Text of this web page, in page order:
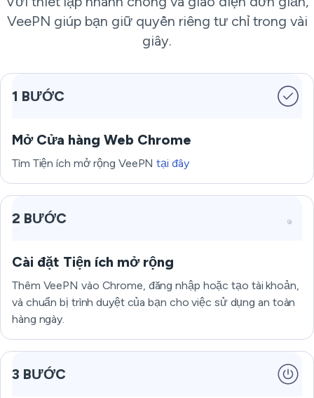
VeePN giúp bạn giữ quyền riêng tư chỉ trong vài
giây.
1 BƯỚC
Mở Cửa hàng Web Chrome
Tìm Tiện ích mở rộng VeePNtại đây
2 BƯỚC
Cài đặt Tiện ích mở rộng
Thêm VeePN vào Chrome, đăng nhập hoặc tạo tài khoản,
và chuẩn bị trình duyệt của bạn cho việc sử dụng an toàn
hàng ngày.
3 BƯỚC